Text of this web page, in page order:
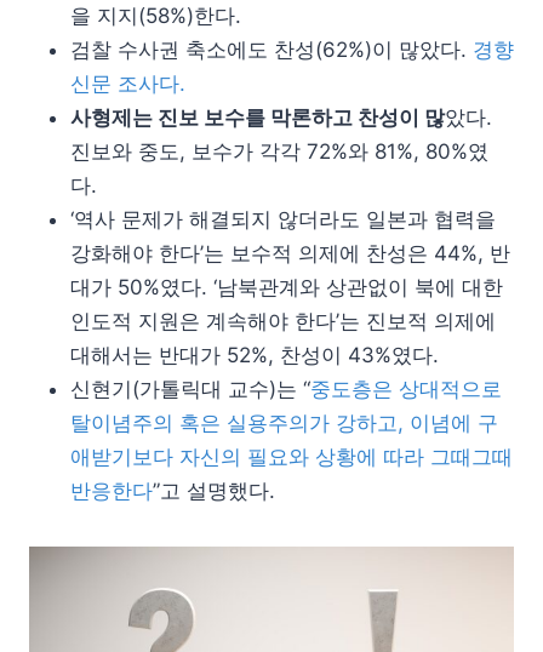
을 지지(58%)한다.
검찰 수사권 축소에도 찬성(62%)이 많았다. 경향
신문 조사다.
사형제는 진보 보수를 막론하고 찬성이 많았다.
진보와 중도, 보수가 각각 72%와 81%, 80%였
다.
‘역사 문제가 해결되지 않더라도 일본과 협력을
강화해야 한다’는 보수적 의제에 찬성은 44%, 반
대가 50%였다. ‘남북관계와 상관없이 북에 대한
인도적 지원은 계속해야 한다’는 진보적 의제에
대해서는 반대가 52%, 찬성이 43%였다.
신현기(가톨릭대 교수)는 “중도층은 상대적으로
탈이념주의 혹은 실용주의가 강하고, 이념에 구
애받기보다 자신의 필요와 상황에 따라 그때그때
반응한다”고 설명했다.